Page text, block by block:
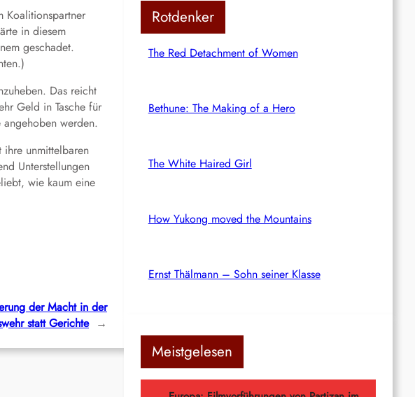
Koalitionspartner
in diesem
geschadet.
Das reicht
Geld in Tasche für
werden.
unmittelbaren
Unterstellungen
wie kaum eine
der Macht in der
statt Gerichte →
Rotdenker
The Red Detachment of Women
Bethune: The Making of a Hero
The White Haired Girl
How Yukong moved the Mountains
Ernst Thälmann – Sohn seiner Klasse
Meistgelesen